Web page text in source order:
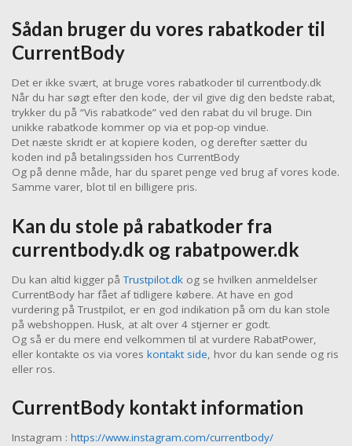
Sådan bruger du vores rabatkoder til
CurrentBody
Det er ikke svært, at bruge vores rabatkoder til currentbody.dk
Når du har søgt efter den kode, der vil give dig den bedste rabat,
trykker du på “Vis rabatkode” ved den rabat du vil bruge. Din
unikke rabatkode kommer op via et pop-op vindue.
Det næste skridt er at kopiere koden, og derefter sætter du
koden ind på betalingssiden hos CurrentBody
Og på denne måde, har du sparet penge ved brug af vores kode.
Samme varer, blot til en billigere pris.
Kan du stole på rabatkoder fra
currentbody.dk og rabatpower.dk
Du kan altid kigger påTrustpilot.dk og se hvilken anmeldelser
CurrentBody har fået af tidligere købere. At have en god
vurdering på Trustpilot, er en god indikation på om du kan stole
på webshoppen. Husk, at alt over 4 stjerner er godt.
Og så er du mere end velkommen til at vurdere RabatPower,
eller kontakte os via vores kontakt side, hvor du kan sende og ris
eller ros.
CurrentBody kontakt information
Instagram : https://www.instagram.com/currentbody/